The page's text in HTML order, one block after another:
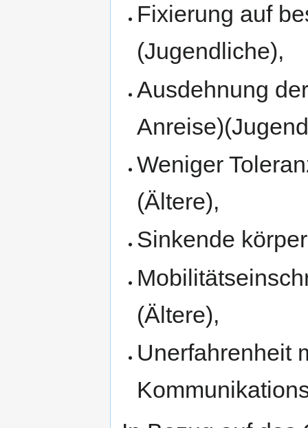
Fixierung auf
(Jugendliche),
Ausdehnung
Weniger
(Ältere),
Sinkende
(Ältere),
Unerfahrenheit